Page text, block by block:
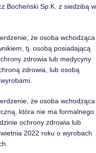
Bocheński Sp.K. z siedzibą w
że osoba wchodząca
tj. osobą posiadającą
zdrowia lub medycyny
zdrowia, lub osobą
że osoba wchodząca
która nie ma formalnego
ochrony zdrowia lub
2022 roku o wyrobach